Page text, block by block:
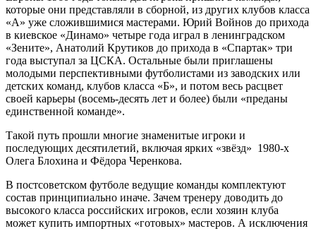
которые они представляли в сборной, из других клубов класса
«А» уже сложившимися мастерами. Юрий Войнов до прихода
в киевское «Динамо» четыре года играл в ленинградском
«Зените», Анатолий Крутиков до прихода в «Спартак» три
года выступал за ЦСКА. Остальные были приглашены
молодыми перспективными футболистами из заводских или
детских команд, клубов класса «Б», и потом весь расцвет
своей карьеры (восемь-десять лет и более) были «преданы
единственной команде».
Такой путь прошли многие знаменитые игроки и
последующих десятилетий, включая ярких «звёзд» 1980-х
Олега Блохина и Фёдора Черенкова.
В постсоветском футболе ведущие команды комплектуют
состав принципиально иначе. Зачем тренеру доводить до
высокого класса российских игроков, если хозяин клуба
может купить импортных «готовых» мастеров. А исключения